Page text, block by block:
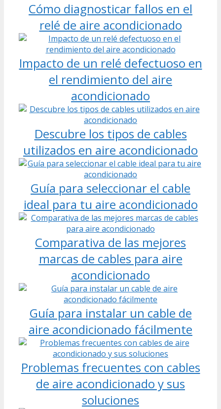
Cómo diagnosticar fallos en el
relé de aire acondicionado
Impacto de un relé defectuoso en
el rendimiento del aire
acondicionado
Descubre los tipos de cables
utilizados en aire acondicionado
Guía para seleccionar el cable
ideal para tu aire acondicionado
Comparativa de las mejores
marcas de cables para aire
acondicionado
Guía para instalar un cable de
aire acondicionado fácilmente
Problemas frecuentes con cables
de aire acondicionado y sus
soluciones